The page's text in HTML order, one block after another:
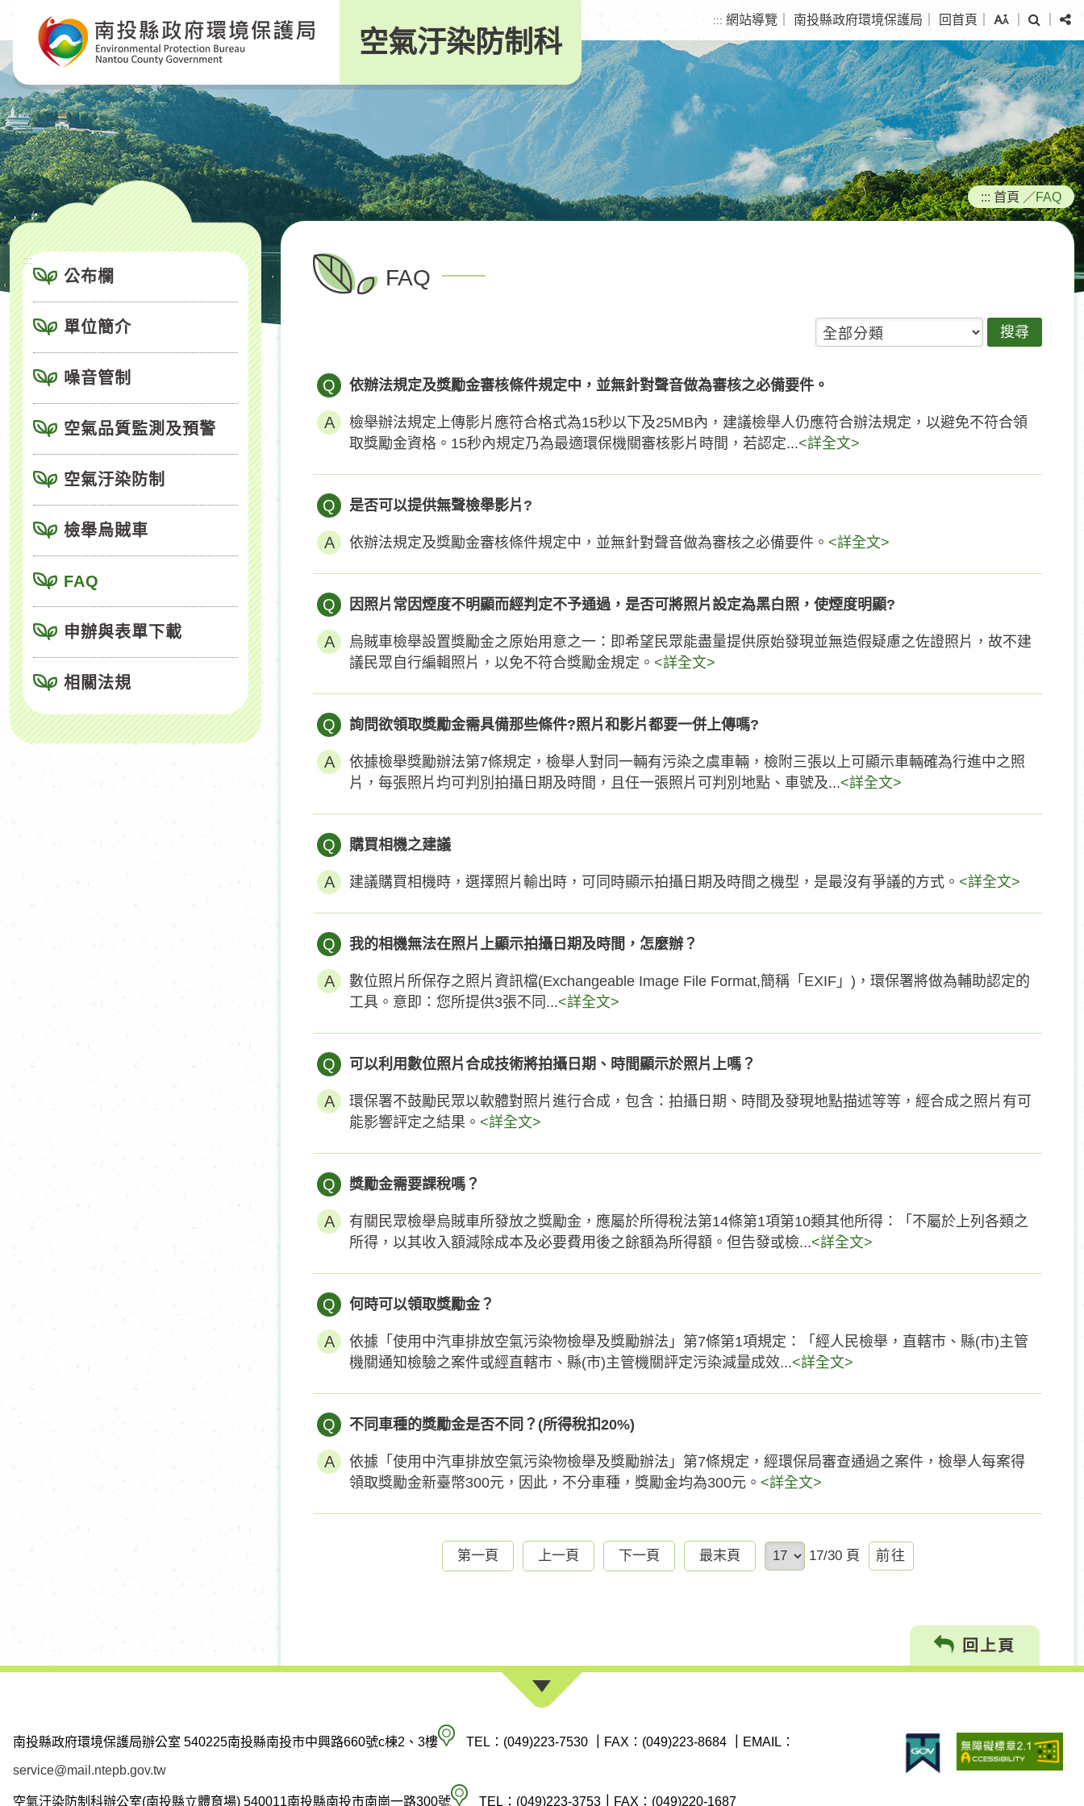
要
內
容
區
塊
空氣汙染防制科
::: 網站導覽 南投縣政府環境保護局 回首頁
尋
分
享
:::
公布欄
單位簡介
噪音管制
空氣品質監測及預警
空氣汙染防制
檢舉烏賊車
FAQ
申辦與表單下載
相關法規
::: 首頁 ／FAQ
FAQ
Q 依辦法規定及獎勵金審核條件規定中，並無針對聲音做為審核之必備要件。
檢舉辦法規定上傳影片應符合格式為15秒以下及25MB內，建議檢舉人仍應符合辦法規定，以避免不符合領
取獎勵金資格。15秒內規定乃為最適環保機關審核影片時間，若認定...<詳全文>
Q 是否可以提供無聲檢舉影片?
依辦法規定及獎勵金審核條件規定中，並無針對聲音做為審核之必備要件。 <詳全文>
Q 因照片常因煙度不明顯而經判定不予通過，是否可將照片設定為黑白照，使煙度明顯?
烏賊車檢舉設置獎勵金之原始用意之一：即希望民眾能盡量提供原始發現並無造假疑慮之佐證照片，故不建
議民眾自行編輯照片，以免不符合獎勵金規定。 <詳全文>
Q 詢問欲領取獎勵金需具備那些條件?照片和影片都要一併上傳嗎?
依據檢舉獎勵辦法第7條規定，檢舉人對同一輛有污染之虞車輛，檢附三張以上可顯示車輛確為行進中之照
片，每張照片均可判別拍攝日期及時間，且任一張照片可判別地點、車號及...<詳全文>
Q 購買相機之建議
建議購買相機時，選擇照片輸出時，可同時顯示拍攝日期及時間之機型，是最沒有爭議的方式。 <詳全文>
Q 我的相機無法在照片上顯示拍攝日期及時間，怎麼辦？
數位照片所保存之照片資訊檔(Exchangeable Image File Format,簡稱「EXIF」)，環保署將做為輔助認定的
工具。意即：您所提供3張不同...<詳全文>
Q 可以利用數位照片合成技術將拍攝日期、時間顯示於照片上嗎？
環保署不鼓勵民眾以軟體對照片進行合成，包含：拍攝日期、時間及發現地點描述等等，經合成之照片有可
能影響評定之結果。 <詳全文>
Q 獎勵金需要課稅嗎？
有關民眾檢舉烏賊車所發放之獎勵金，應屬於所得稅法第14條第1項第10類其他所得：「不屬於上列各類之
所得，以其收入額減除成本及必要費用後之餘額為所得額。但告發或檢...<詳全文>
Q 何時可以領取獎勵金？
依據「使用中汽車排放空氣污染物檢舉及獎勵辦法」第7條第1項規定：「經人民檢舉，直轄市、縣(市)主管
機關通知檢驗之案件或經直轄市、縣(市)主管機關評定污染減量成效...<詳全文>
Q 不同車種的獎勵金是否不同？(所得稅扣20%)
依據「使用中汽車排放空氣污染物檢舉及獎勵辦法」第7條規定，經環保局審查通過之案件，檢舉人每案得
領取獎勵金新臺幣300元，因此，不分車種，獎勵金均為300元。 <詳全文>
第一頁 上一頁 下一頁 最末頁 17/30 頁
前
往
回上頁
南投縣政府環境保護局辦公室 540225南投縣南投市中興路660號c棟2、3樓南
縣
TEL：(049)223-7530 FAX：(049)223-8684 EMAIL：
service@mail.ntepb.gov.tw
空氣汙染防制科辦公室(南投縣立體育場) 540011南投縣南投市南崗一路300號空 TEL：(049)223-3753 FAX：(049)220-1687